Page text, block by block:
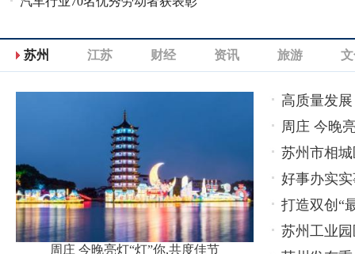
苏州 江苏 财经 资讯 旅游
周庄 今晚亮灯“灯”你,共度佳节
高质量发
周庄 今晚
苏州市相
好事办实
打造双创“
苏州工业